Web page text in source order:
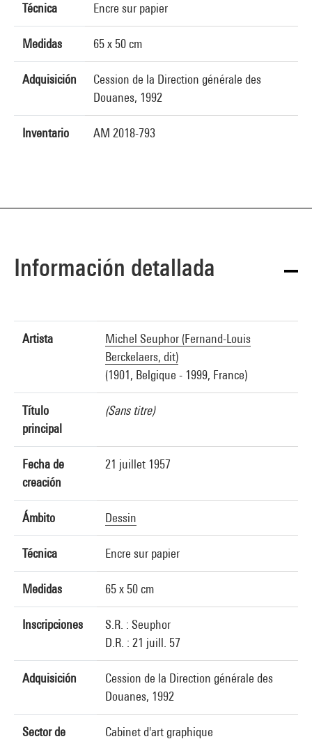
Técnica Encre sur papier
Medidas 65 x 50 cm
Adquisición
Cession de la Direction générale des
Douanes, 1992
Inventario AM 2018-793
Información detallada
Artista
Michel Seuphor (Fernand-Louis
Berckelaers, dit)
(1901, Belgique - 1999, France)
Título
principal
(Sans titre)
Fecha de
creación
21 juillet 1957
Ámbito Dessin
Técnica Encre sur papier
Medidas 65 x 50 cm
Inscripciones
S.R. : Seuphor
D.R. : 21 juill. 57
Adquisición
Cession de la Direction générale des
Douanes, 1992
Sector de Cabinet d'art graphique